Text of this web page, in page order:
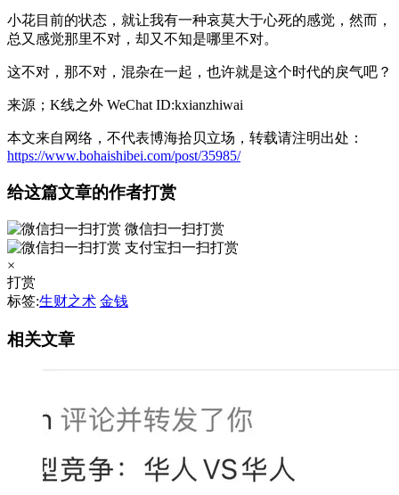
小花目前的状态，就让我有一种哀莫大于心死的感觉，然而，
总又感觉那里不对，却又不知是哪里不对。
这不对，那不对，混杂在一起，也许就是这个时代的戾气吧？
来源；K线之外 WeChat ID:kxianzhiwai
本文来自网络，不代表博海拾贝立场，转载请注明出处：
https://www.bohaishibei.com/post/35985/
给这篇文章的作者打赏
微信扫一扫打赏
支付宝扫一扫打赏
×
打赏
标签:生财之术 金钱
相关文章